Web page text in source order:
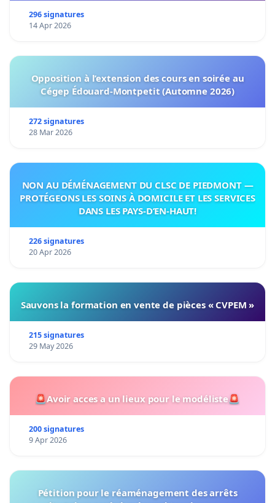
296 signatures
14 Apr 2026
Opposition à l’extension des cours en soirée au
Cégep Édouard-Montpetit (Automne 2026)
272 signatures
28 Mar 2026
NON AU DÉMÉNAGEMENT DU CLSC DE PIEDMONT —
PROTÉGEONS LES SOINS À DOMICILE ET LES SERVICES
DANS LES PAYS-D’EN-HAUT!
226 signatures
20 Apr 2026
Sauvons la formation en vente de pièces « CVPEM »
215 signatures
29 May 2026
🚨Avoir acces a un lieux pour le modéliste🚨
200 signatures
9 Apr 2026
Pétition pour le réaménagement des arrêts